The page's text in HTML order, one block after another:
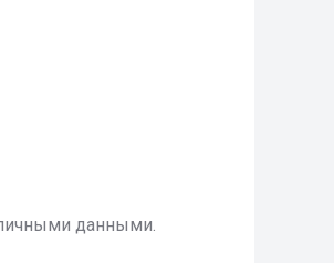
данными.